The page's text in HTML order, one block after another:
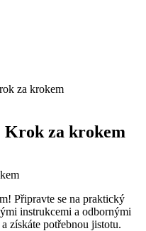
za krokem
za krokem
Připravte se na praktický
instrukcemi a odbornými
získáte potřebnou jistotu.